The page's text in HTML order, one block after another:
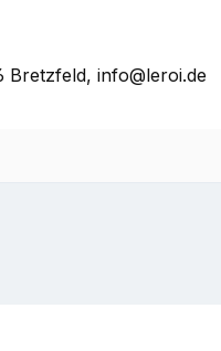
Bretzfeld, info@leroi.de